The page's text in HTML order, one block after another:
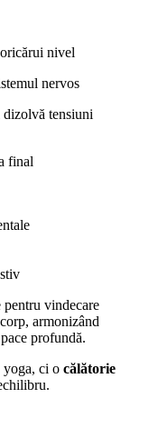
nivel
nervos
tensiuni
final
vindecare
armonizând
profundă.
yoga, ci o călătorie